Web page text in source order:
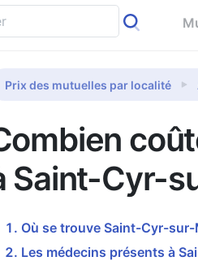
Prix des mutuelles par localité
Saint-Cyr-
Où se trouve Saint-Cyr-
Les médecins présents à